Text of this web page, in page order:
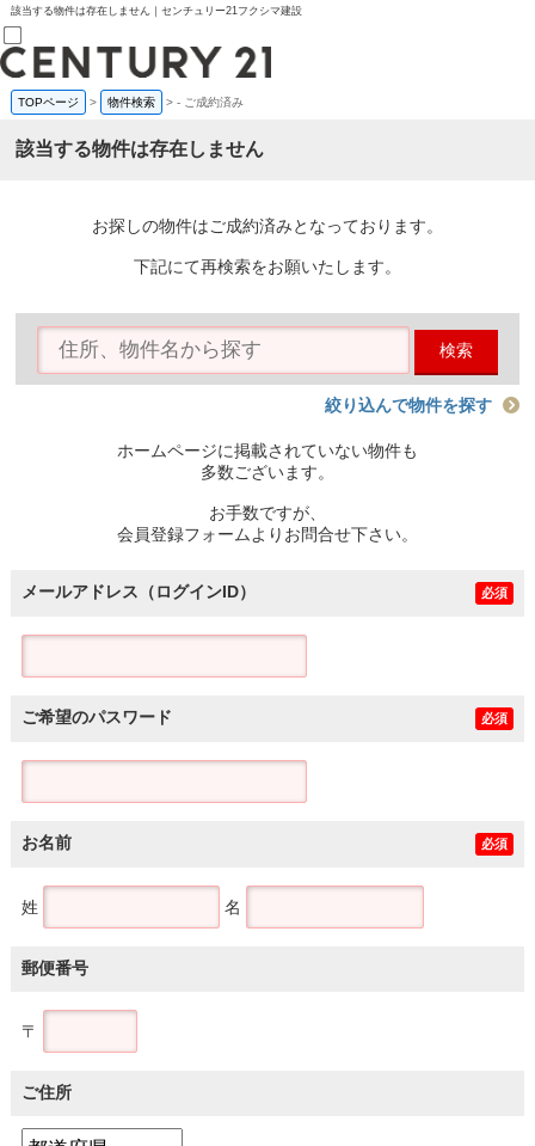
該当する物件は存在しません｜センチュリー21フクシマ建設
売買部
0120-800-844
賃貸部
会員メニュー
物件を探す
購入TOP
条件から探す
住宅ローン控除シミュレータ
TOPページ > 物件検索 >- ご成約済み
該当する物件は存在しません
お探しの物件はご成約済みとなっております。
下記にて再検索をお願いたします。
検索
絞り込んで物件を探す
ホームページに掲載されていない物件も
多数ございます。
お手数ですが、
会員登録フォームよりお問合せ下さい。
メールアドレス（ログインID） 必須
ご希望のパスワード 必須
お名前 必須
姓 名
郵便番号
〒
ご住所